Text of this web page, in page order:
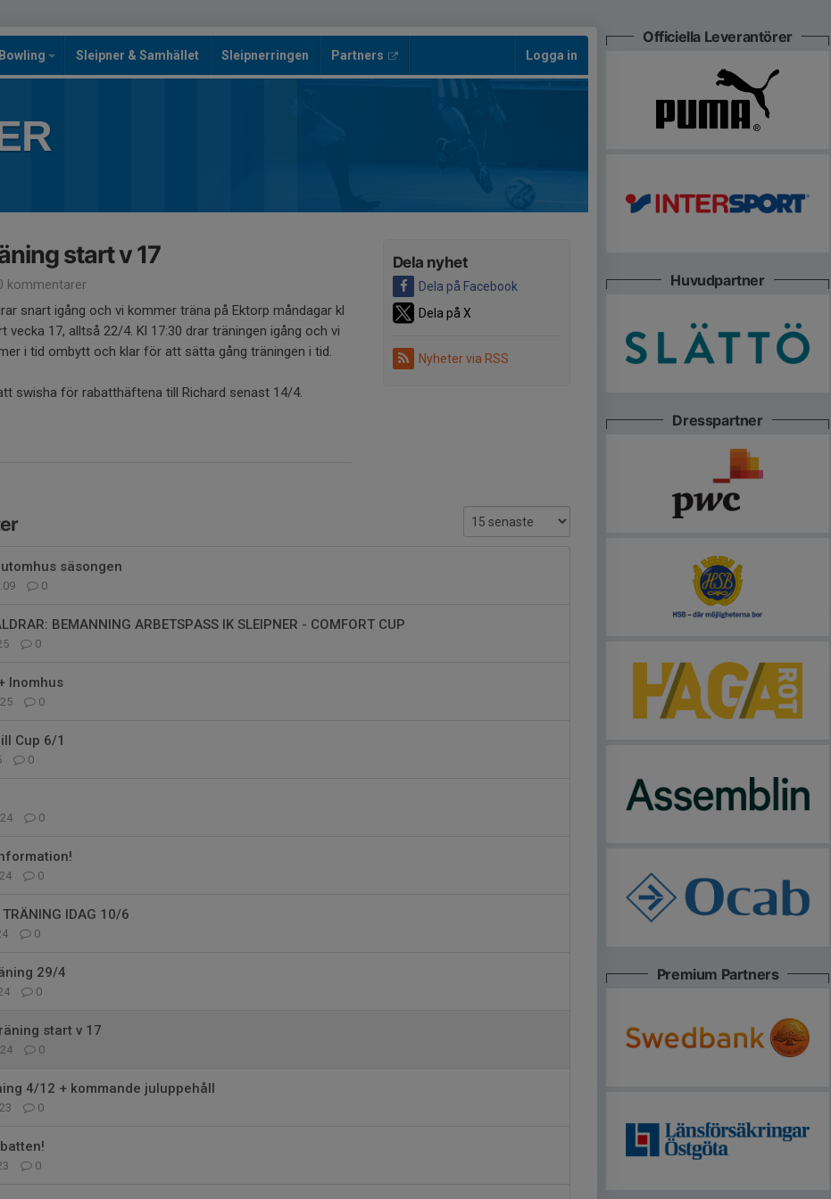
Bowling Sleipner & Samhället Sleipnerringen Partners Logga in
Dela nyhet
Dela på Facebook
Dela på X
Nyheter via RSS
start v 17
kommentarer
snart igång och vi kommer träna på Ektorp måndagar kl
vecka 17, alltså 22/4. Kl 17:30 drar träningen igång och vi
i tid ombytt och klar för att sätta gång träningen i tid.
swisha för rabatthäftena till Richard senast 14/4.
säsongen
0
BEMANNING ARBETSPASS IK SLEIPNER - COMFORT CUP
0
Inomhus
0
Cup 6/1
0
0
0
TRÄNING IDAG 10/6
0
29/4
0
start v 17
0
4/12 + kommande juluppehåll
0
0
Officiella Leverantörer
Huvudpartner
Dresspartner
Premium Partners